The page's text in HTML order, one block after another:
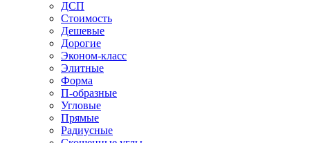
ДСП
Стоимость
Дешевые
Дорогие
Эконом-класс
Элитные
Форма
П-образные
Угловые
Прямые
Радиусные